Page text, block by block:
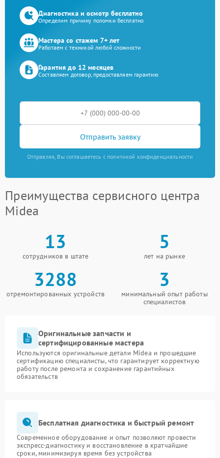
Диагностика и осмотр бесплатно
Определим причину поломки бесплатно
Мастера со стажем 7+ лет
Работаем с техникой любой сложности
Гарантия до 12 месяцев
Составляем договор, предоставляем гарантию
Отправить заявку
Отправляя, Вы соглашаетесь с политикой конфиденциальности
Преимущества сервисного центра
Midea
13
сотрудников в штате
5
лет на рынке
3288
отремонтированных устройств
3
минимальный опыт работы
специалистов
Оригинальные запчасти и
сертифицированные мастера
Используются оригинальные детали Midea и прошедшие
сертификацию специалисты, что гарантирует корректную
работу после ремонта и сохранение гарантийных
обязательств
Бесплатная диагностика и быстрый ремонт
Современное оборудование и опыт позволяют провести
экспресс-диагностику и восстановление в кратчайшие
сроки, минимизируя время без устройства